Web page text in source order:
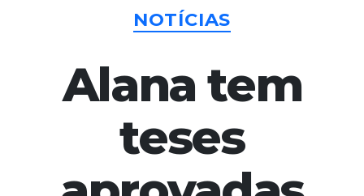
Categorias
NOTÍCIAS
Alana tem
teses